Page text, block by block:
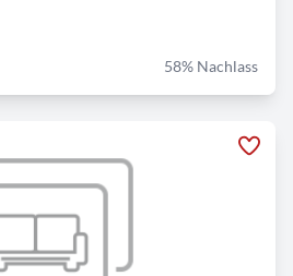
58% Nachlass